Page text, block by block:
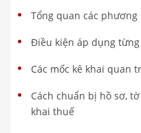
Tổng quan các phương
Điều kiện áp dụng
Các mốc kê khai quan
Cách chuẩn bị hồ sơ,
khai thuế